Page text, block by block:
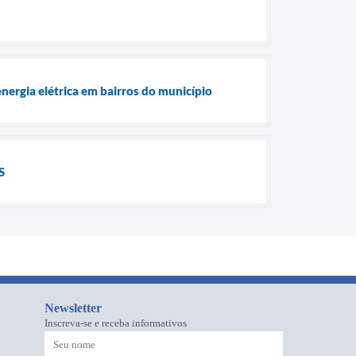
elétrica em bairros do município
Newsletter
Inscreva-se e receba informativos